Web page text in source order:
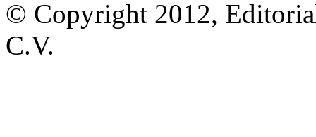
© Copyright 2012,
C.V.